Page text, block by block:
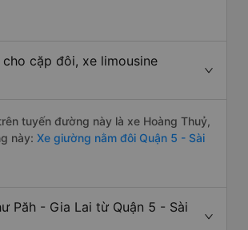
cặp đôi, xe limousine
tuyến đường này là xe Hoàng Thuỷ,
này: Xe giường nằm đôi Quận 5 - Sài
Păh - Gia Lai từ Quận 5 - Sài